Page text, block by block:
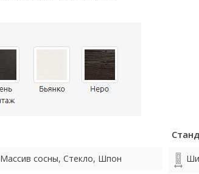
Массив сосны, Стекло, Шпон